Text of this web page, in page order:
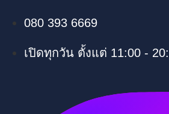
080 393 6669
เปิดทุกวัน ตั้งแต่ 11:00 -